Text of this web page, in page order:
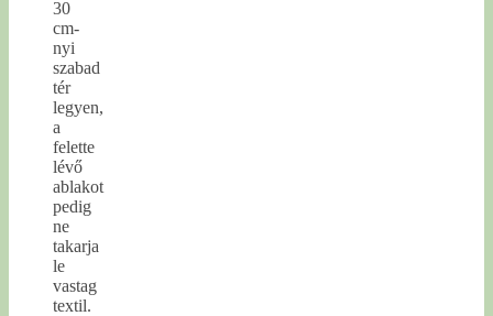
30
cm-
nyi
szabad
tér
legyen,
a
felette
lévő
ablakot
pedig
ne
takarja
le
vastag
textil.